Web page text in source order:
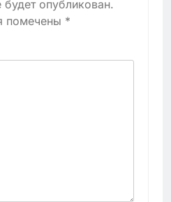
опубликован.
помечены *